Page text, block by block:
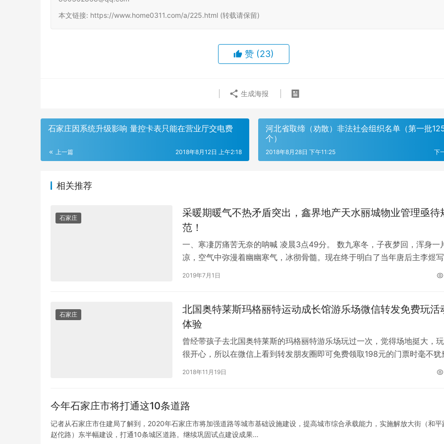
本文链接: https://www.home0311.com/a/225.html (转载请保留)
赞 (23)
生成海报
石家庄因系统升级影响 量控卡表只能在营业厅交电费
上一篇 2018年8月12日 上午2:18
河北省取缔（劝散）非法社会组织名单（第一批
个）
下
2018年8月28日 下午11:25
相关推荐
石家庄
采暖期暖气不热矛盾突出，鑫界地产天水丽城物业管理亟待
范！
一、寒凄厉痛苦无奈的呐喊 凌晨3点49分。 数九寒冬，子夜梦回，浑身一
凉，空气中弥漫着幽幽寒气，冰彻骨髓。现在终于明白了当年唐后主李煜写
那句罗衾不耐五更寒时是多么的心酸和无奈…
2019年7月1日
石家庄
北国奥特莱斯玛格丽特运动成长馆游乐场微信转发免费玩活
体验
曾经带孩子去北国奥特莱斯的玛格丽特游乐场玩过一次，觉得场地挺大，
很开心，所以在微信上看到转发朋友圈即可免费领取198元的门票时毫不犹
2018年11月19日
今年石家庄市将打通这10条道路
记者从石家庄市住建局了解到，2020年石家庄市将加强道路等城市基础设施建设，提高城市综合承载能力，实施解放大街（和
赵佗路）东半幅建设，打通10条城区道路。继续巩固试点建设成果…